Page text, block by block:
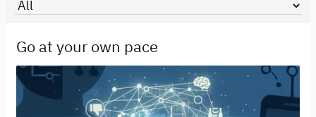
Go at your own pace